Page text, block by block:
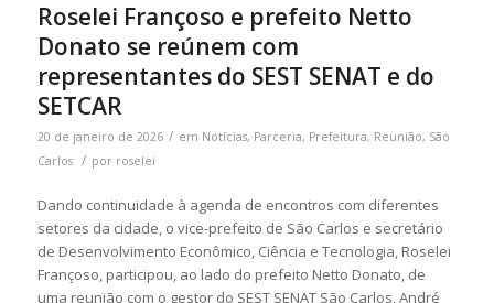
Roselei Françoso e prefeito Netto
Donato se reúnem com
representantes do SEST SENAT e do
SETCAR
20 de janeiro de 2026 / em Notícias, Parceria, Prefeitura, Reunião, São
Carlos
/ por roselei
Dando continuidade à agenda de encontros com diferentes
setores da cidade, o vice-prefeito de São Carlos e secretário
de Desenvolvimento Econômico, Ciência e Tecnologia, Roselei
Françoso, participou, ao lado do prefeito Netto Donato, de
uma reunião com o gestor do SEST SENAT São Carlos, André